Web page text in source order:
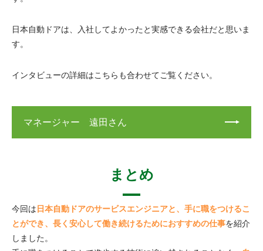
日本自動ドアは、入社してよかったと実感できる会社だと思いま
す。
インタビューの詳細はこちらも合わせてご覧ください。
マネージャー 遠田さん
まとめ
今回は 日本自動ドアのサービスエンジニアと、手に職をつけるこ
とができ、長く安心して働き続けるためにおすすめの仕事を紹介
しました。